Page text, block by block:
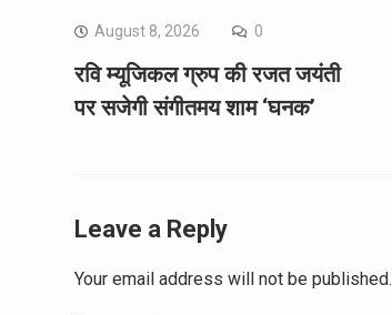
August 8, 2026 0
रवि म्यूजिकल ग्रुप की रजत जयंती
पर सजेगी संगीतमय शाम ‘घनक’
Leave a Reply
Your email address will not be published.